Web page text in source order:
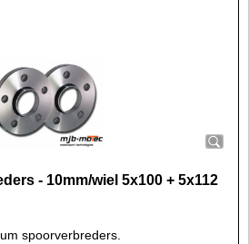
- 10mm/wiel 5x100 + 5x112
spoorverbreders.